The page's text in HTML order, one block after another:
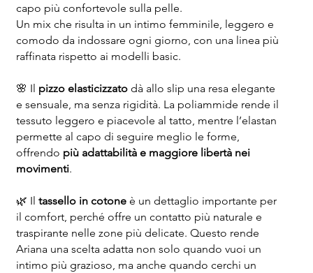
capo più confortevole sulla pelle.
Un mix che risulta in un intimo femminile, leggero e
comodo da indossare ogni giorno, con una linea più
raffinata rispetto ai modelli basic.
🌸 Il pizzo elasticizzatodà allo slip una resa elegante
e sensuale, ma senza rigidità. La poliammide rende il
tessuto leggero e piacevole al tatto, mentre l’elastan
permette al capo di seguire meglio le forme,
offrendo più adattabilità e maggiore libertà nei
movimenti.
🌿 Il tassello in cotoneè un dettaglio importante per
il comfort, perché offre un contatto più naturale e
traspirante nelle zone più delicate. Questo rende
Ariana una scelta adatta non solo quando vuoi un
intimo più grazioso, ma anche quando cerchi un